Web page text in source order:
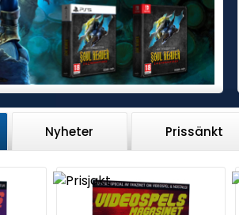
Nyheter Prissänkt